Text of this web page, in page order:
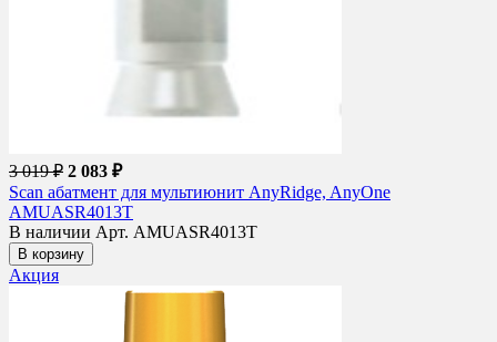
3 019 ₽ 2 083 ₽
Scan абатмент для мультиюнит AnyRidge, AnyOne
AMUASR4013T
В наличии Арт. AMUASR4013T
В корзину
Акция